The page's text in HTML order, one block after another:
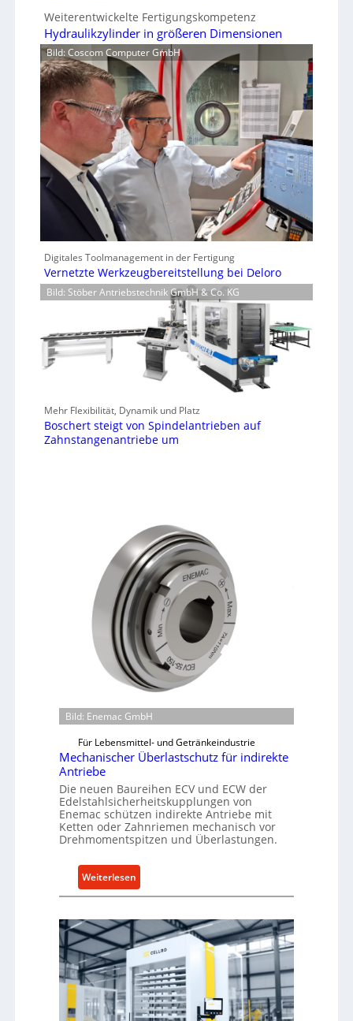
Weiterentwickelte Fertigungskompetenz
Hydraulikzylinder in größeren Dimensionen
Bild: Coscom Computer GmbH
Digitales Toolmanagement in der Fertigung
Vernetzte Werkzeugbereitstellung bei Deloro
Bild: Stöber Antriebstechnik GmbH & Co. KG
Mehr Flexibilität, Dynamik und Platz
Boschert steigt von Spindelantrieben auf
Zahnstangenantriebe um
Bild: Enemac GmbH
Für Lebensmittel- und Getränkeindustrie
Mechanischer Überlastschutz für indirekte
Antriebe
Die neuen Baureihen ECV und ECW der
Edelstahlsicherheitskupplungen von
Enemac schützen indirekte Antriebe mit
Ketten oder Zahnriemen mechanisch vor
Drehmomentspitzen und Überlastungen.
Weiterlesen:
M
c
h
n
i